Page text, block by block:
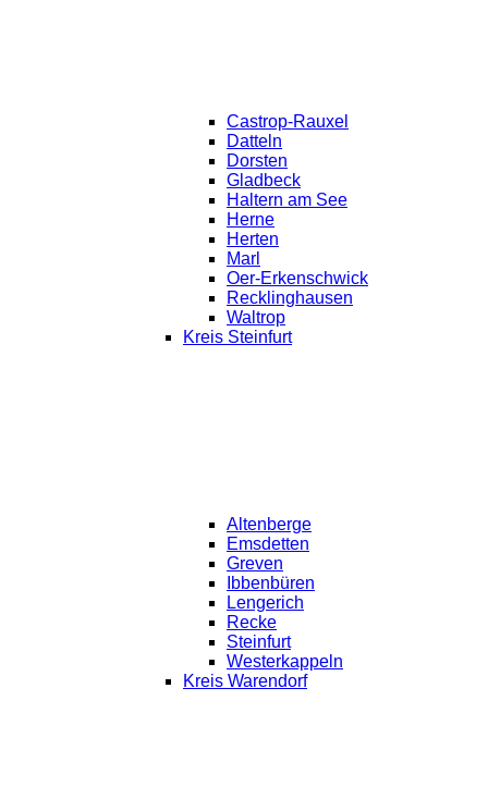
Castrop-Rauxel
Datteln
Dorsten
Gladbeck
Haltern am See
Herne
Herten
Marl
Oer-Erkenschwick
Recklinghausen
Waltrop
Kreis Steinfurt
Altenberge
Emsdetten
Greven
Ibbenbüren
Lengerich
Recke
Steinfurt
Westerkappeln
Kreis Warendorf